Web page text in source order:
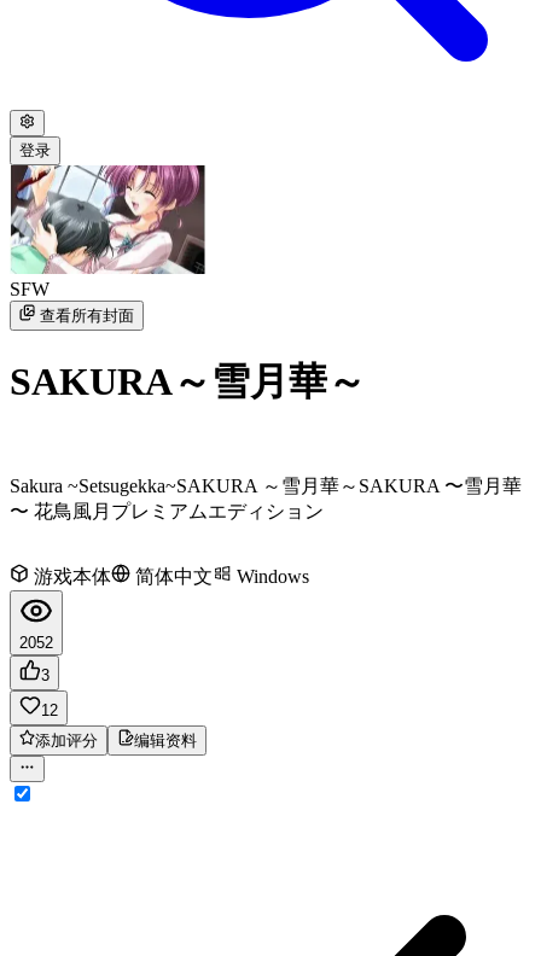
登录
SFW
查看所有封面
SAKURA～雪月華～
Sakura ~Setsugekka~SAKURA ～雪月華～ SAKURA 〜雪月華
〜 花鳥風月プレミアムエディション
游戏本体 简体中文 Windows
2052
3
12
添加评分
编辑资料